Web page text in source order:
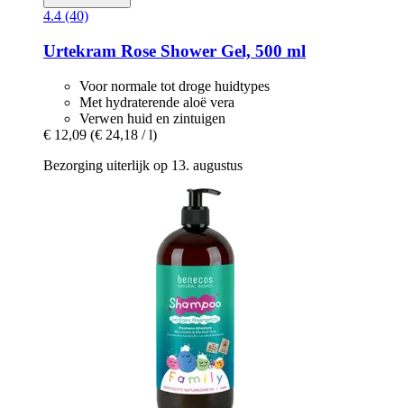
4.4 (40)
Urtekram Rose Shower Gel, 500 ml
Voor normale tot droge huidtypes
Met hydraterende aloë vera
Verwen huid en zintuigen
€ 12,09 (€ 24,18 / l)
Bezorging uiterlijk op 13. augustus